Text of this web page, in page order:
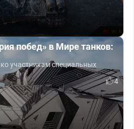
побед» в Мире танков:
участникам специальных
4